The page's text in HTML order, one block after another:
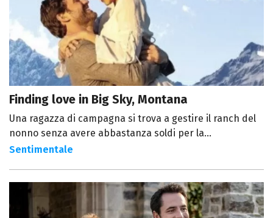
Finding love in Big Sky, Montana
Una ragazza di campagna si trova a gestire il ranch del
nonno senza avere abbastanza soldi per la...
Sentimentale